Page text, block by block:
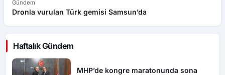
Gündem
Dronla vurulan Türk gemisi Samsun’da
Haftalık Gündem
MHP’de kongre maratonunda sona